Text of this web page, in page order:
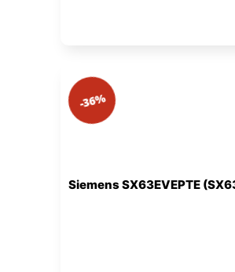
Siemens SX63EVEPTE
-36%